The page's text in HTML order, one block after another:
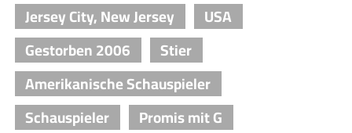
Jersey City, New Jersey
USA
Gestorben 2006
Stier
Amerikanische Schauspieler
Schauspieler
Promis mit G